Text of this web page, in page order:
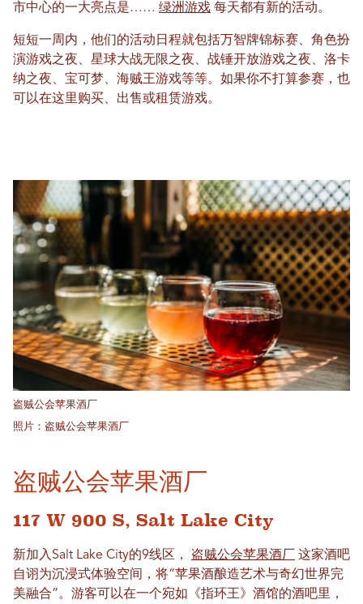
市中心的一大亮点是…… 绿洲游戏 每天都有新的活动。
短短一周内，他们的活动日程就包括万智牌锦标赛、角色扮
演游戏之夜、星球大战无限之夜、战锤开放游戏之夜、洛卡
纳之夜、宝可梦、海贼王游戏等等。如果你不打算参赛，也
可以在这里购买、出售或租赁游戏。
盗贼公会苹果酒厂
照片：盗贼公会苹果酒厂
盗贼公会苹果酒厂
117 W 900 S, Salt Lake City
新加入Salt Lake City的9线区， 盗贼公会苹果酒厂
这家酒吧
自诩为沉浸式体验空间，将“苹果酒酿造艺术与奇幻世界完
美融合”。游客可以在一个宛如《指环王》酒馆的酒吧里，